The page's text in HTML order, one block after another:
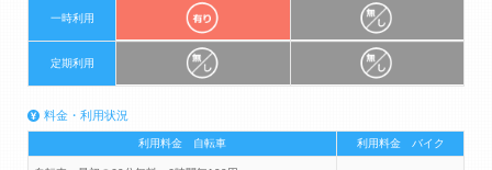
一時利用
定期利用
料金・利用状況
利用料金 自転車 利用料金 バイク